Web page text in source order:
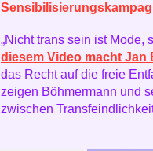
„Nicht trans sein ist Mode,
diesem Video macht Jan
das Recht auf die freie
zeigen Böhmermann und
zwischen